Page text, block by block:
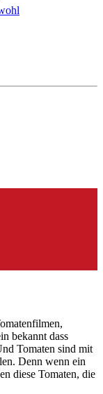
bekannt dass
Tomaten sind mit
Denn wenn ein
diese Tomaten, die